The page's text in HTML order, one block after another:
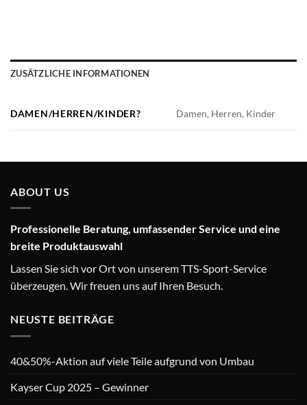
ZUSÄTZLICHE INFORMATIONEN
DAMEN/HERREN/KINDER? Damen, Herren, Kinder
ABOUT US
Professionelle Beratung, umfassender Service und eine
breite Produktauswahl
Lassen Sie sich vor Ort von unserem TTS-Sport-Service
überzeugen. Wir freuen uns auf Ihren Besuch.
NEUSTE BEITRÄGE
40&50%-Aktion auf viele Teile aufgrund von Umbau
Kayser Cup 2025 – Gewinner